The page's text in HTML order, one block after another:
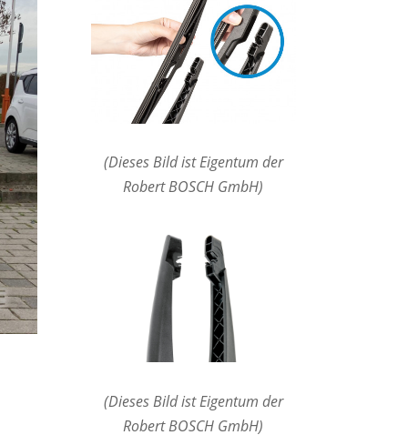
(Dieses Bild ist Eigentum der
Robert BOSCH GmbH)
(Dieses Bild ist Eigentum der
Robert BOSCH GmbH)